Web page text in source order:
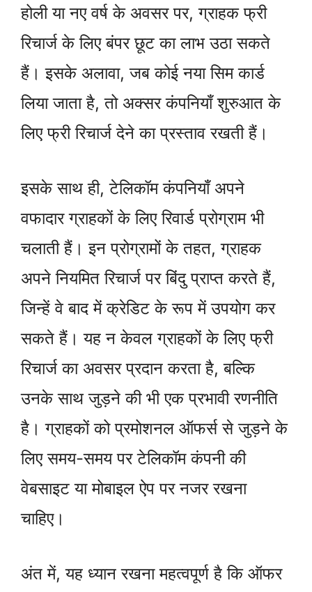
होली या नए वर्ष के अवसर पर, ग्राहक फ्री
रिचार्ज के लिए बंपर छूट का लाभ उठा सकते
हैं। इसके अलावा, जब कोई नया सिम कार्ड
लिया जाता है, तो अक्सर कंपनियाँ शुरुआत के
लिए फ्री रिचार्ज देने का प्रस्ताव रखती हैं।
इसके साथ ही, टेलिकॉम कंपनियाँ अपने
वफादार ग्राहकों के लिए रिवार्ड प्रोग्राम भी
चलाती हैं। इन प्रोग्रामों के तहत, ग्राहक
अपने नियमित रिचार्ज पर बिंदु प्राप्त करते हैं,
जिन्हें वे बाद में क्रेडिट के रूप में उपयोग कर
सकते हैं। यह न केवल ग्राहकों के लिए फ्री
रिचार्ज का अवसर प्रदान करता है, बल्कि
उनके साथ जुड़ने की भी एक प्रभावी रणनीति
है। ग्राहकों को प्रमोशनल ऑफर्स से जुड़ने के
लिए समय-समय पर टेलिकॉम कंपनी की
वेबसाइट या मोबाइल ऐप पर नजर रखना
चाहिए।
अंत में, यह ध्यान रखना महत्वपूर्ण है कि ऑफर